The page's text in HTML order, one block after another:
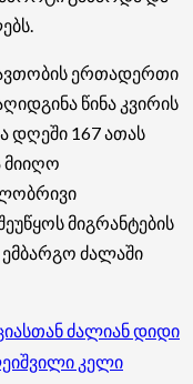
ერთადერთი
წინა კვირის
დღეში 167 ათას
მიიღო
მიგრანტების
ძალაში
ძალიან დიდი
კელი